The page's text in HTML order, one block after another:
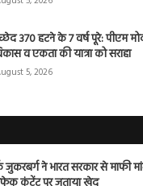
370 हटने के 7 वर्ष पूरे: पीएम
व एकता की यात्रा को सराहा
5, 2026
जुकरबर्ग ने भारत सरकार से माफी